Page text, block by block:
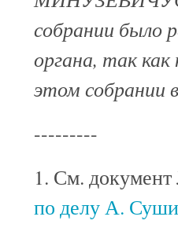
собрании было
органа, так
этом собрании
---------
1. См.
по делу А.